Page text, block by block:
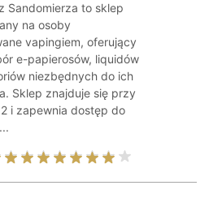
Sandomierza to sklep
na osoby
vapingiem, oferujący
e-papierosów, liquidów
niezbędnych do ich
Sklep znajduje się przy
2 i zapewnia dostęp do